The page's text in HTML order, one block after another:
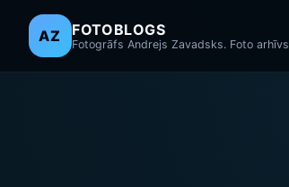
AZ FOTOBLOGS
Fotogrāfs Andrejs Zavadsks. Foto arhīvs